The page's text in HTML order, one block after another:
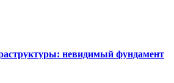
невидимый фундамент